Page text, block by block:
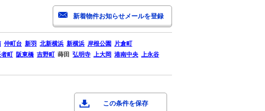
仲町台 新羽 北新横浜 新横浜 岸根公園 片倉町
町 阪東橋 吉野町 蒔田 弘明寺 上大岡 港南中央 上永谷
この条件を保存